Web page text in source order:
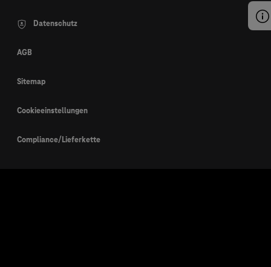
Datenschutz
AGB
Sitemap
Cookieeinstellungen
Compliance/Lieferkette